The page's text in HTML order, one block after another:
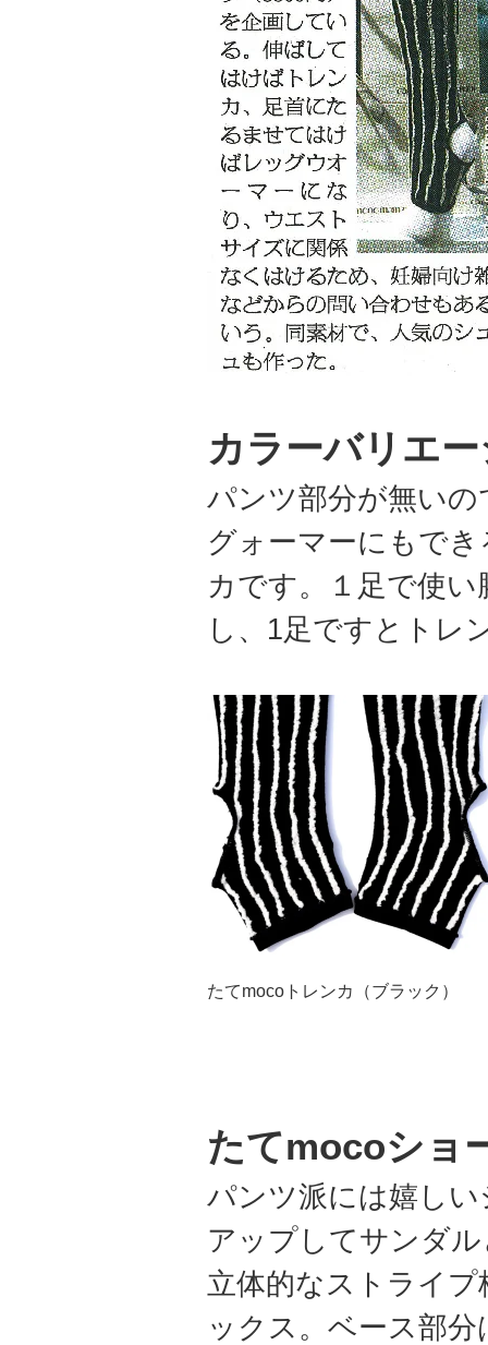
カラーバリエ
パンツ部分が無い
グォーマーにもで
カです。１足で使
し、1足ですとトレ
たてmocoトレンカ（ブラック）
たてmocoショ
パンツ派には嬉し
アップしてサンダ
立体的なストライ
ックス。ベース部